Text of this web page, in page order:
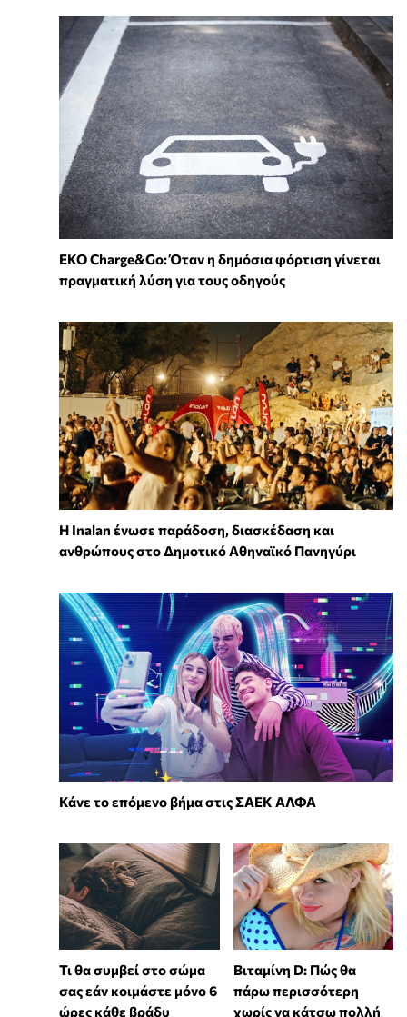
EKO Charge&Go: Όταν η δημόσια φόρτιση γίνεται
πραγματική λύση για τους οδηγούς
Η Inalan ένωσε παράδοση, διασκέδαση και
ανθρώπους στο Δημοτικό Αθηναϊκό Πανηγύρι
Κάνε το επόμενο βήμα στις ΣΑΕΚ ΑΛΦΑ
Τι θα συμβεί στο σώμα
σας εάν κοιμάστε μόνο 6
ώρες κάθε βράδυ
Βιταμίνη D: Πώς θα
πάρω περισσότερη
χωρίς να κάτσω πολλή